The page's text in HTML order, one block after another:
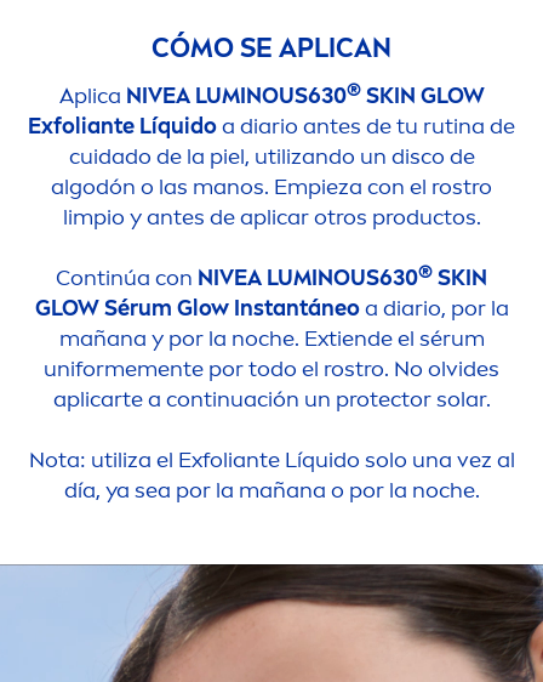
CÓMO SE APLICAN
Aplica NIVEA LUMINOUS630® SKIN GLOW
Exfoliante Líquidoa diario antes de tu rutina de
cuidado de la piel, utilizando un disco de
algodón o las manos. Empieza con el rostro
limpio y antes de aplicar otros productos.
Continúa con NIVEA LUMINOUS630® SKIN
GLOW Sérum Glow Instantáneoa diario, por la
mañana y por la noche. Extiende el sérum
uniformemente por todo el rostro. No olvides
aplicarte a continuación un protector solar.
Nota: utiliza el Exfoliante Líquido solo una vez al
día, ya sea por la mañana o por la noche.